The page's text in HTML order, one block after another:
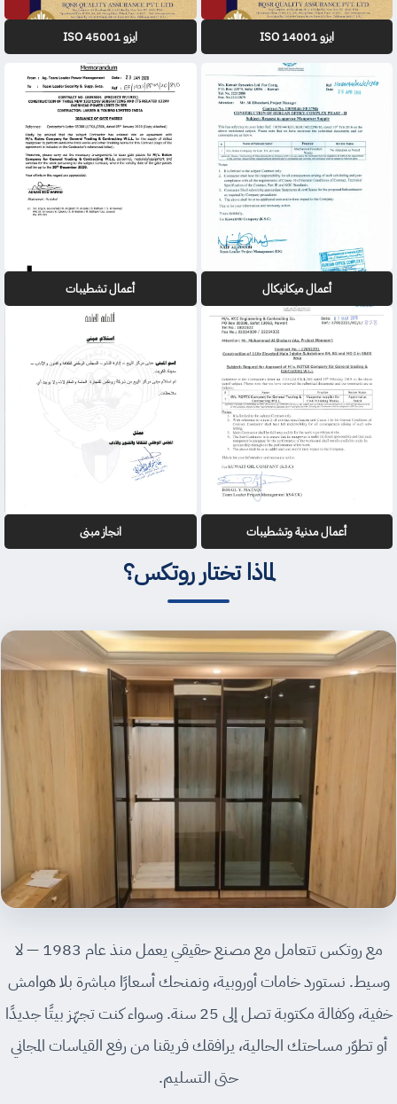
ايزو 14001 ISO ايزو 45001 ISO
أعمال ميكانيكال أعمال تشطيبات
أعمال مدنية وتشطيبات انجاز مبنى
لماذا تختار روتكس؟
مع روتكس تتعامل مع مصنع حقيقي يعمل منذ عام 1983 — لا
وسيط. نستورد خامات أوروبية، ونمنحك أسعارًا مباشرة بلا هوامش
خفية، وكفالة مكتوبة تصل إلى 25 سنة. وسواء كنت تجهّز بيتًا جديدًا
أو تطوّر مساحتك الحالية، يرافقك فريقنا من رفع القياسات المجاني
حتى التسليم.